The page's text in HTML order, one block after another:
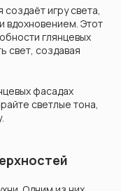
игру света,
вдохновением. Этот
глянцевых
свет, создавая
фасадах
светлые тона,